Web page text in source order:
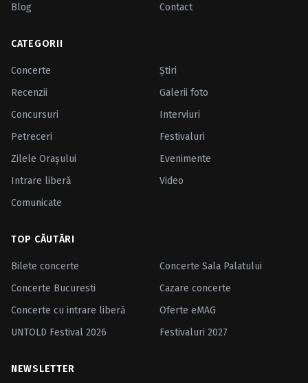
Blog
Contact
CATEGORII
Concerte
Ştiri
Recenzii
Galerii foto
Concursuri
Interviuri
Petreceri
Festivaluri
Zilele Oraşului
Evenimente
Intrare liberă
Video
Comunicate
TOP CĂUTĂRI
Bilete concerte
Concerte Sala Palatului
Concerte Bucuresti
Cazare concerte
Concerte cu intrare liberă
Oferte eMAG
UNTOLD Festival 2026
Festivaluri 2027
NEWSLETTER